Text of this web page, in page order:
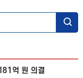
억 원 의결